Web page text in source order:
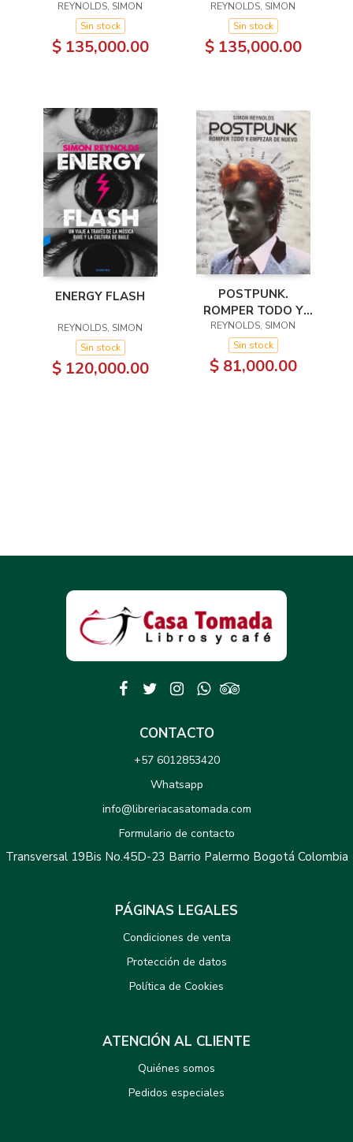
REYNOLDS, SIMON
Sin stock
$ 135,000.00
REYNOLDS, SIMON
Sin stock
$ 135,000.00
ENERGY FLASH
REYNOLDS, SIMON
Sin stock
$ 120,000.00
POSTPUNK.
ROMPER TODO Y
EMPEZAR DE NUEVO
REYNOLDS, SIMON
Sin stock
$ 81,000.00
CONTACTO
+57 6012853420
Whatsapp
info@libreriacasatomada.com
Formulario de contacto
Transversal 19Bis No.45D-23 Barrio Palermo Bogotá Colombia
PÁGINAS LEGALES
Condiciones de venta
Protección de datos
Política de Cookies
ATENCIÓN AL CLIENTE
Quiénes somos
Pedidos especiales